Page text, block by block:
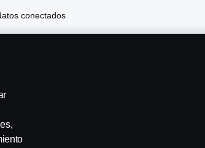
conectados